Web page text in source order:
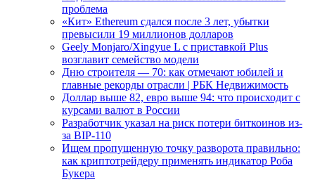
проблема
«Кит» Ethereum сдался после 3 лет, убытки
превысили 19 миллионов долларов
Geely Monjaro/Xingyue L с приставкой Plus
возглавит семейство модели
Дню строителя — 70: как отмечают юбилей и
главные рекорды отрасли | РБК Недвижимость
Доллар выше 82, евро выше 94: что происходит с
курсами валют в России
Разработчик указал на риск потери биткоинов из-
за BIP-110
Ищем пропущенную точку разворота правильно:
как криптотрейдеру применять индикатор Роба
Букера